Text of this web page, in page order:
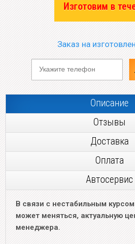
Изготовим в
Заказ на
Описание
Отзывы
Доставка
Оплата
Автосервис
В связи с нестабильным
может меняться, актуальную
менеджера.